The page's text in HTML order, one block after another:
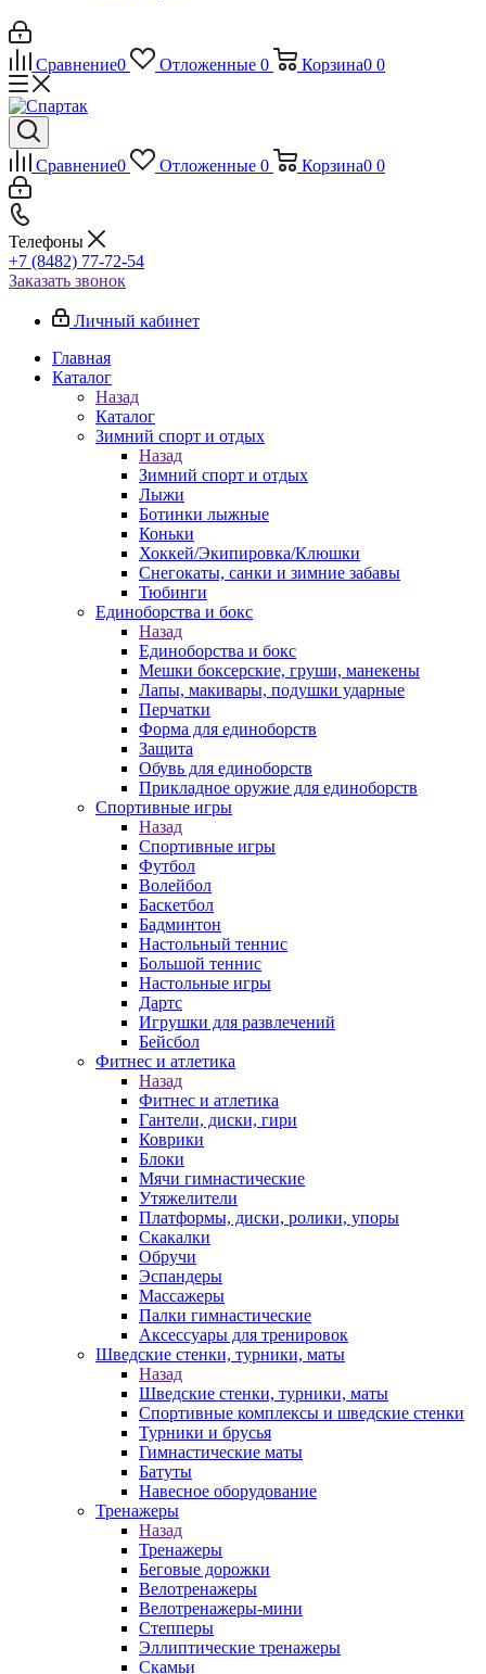
Сравнение0 Отложенные 0 Корзина0 0
Сравнение0 Отложенные 0 Корзина0 0
Телефоны
+7 (8482) 77-72-54
Заказать звонок
Личный кабинет
Главная
Каталог
Назад
Каталог
Зимний спорт и отдых
Назад
Зимний спорт и отдых
Лыжи
Ботинки лыжные
Коньки
Хоккей/Экипировка/Клюшки
Снегокаты, санки и зимние забавы
Тюбинги
Единоборства и бокс
Назад
Единоборства и бокс
Мешки боксерские, груши, манекены
Лапы, макивары, подушки ударные
Перчатки
Форма для единоборств
Защита
Обувь для единоборств
Прикладное оружие для единоборств
Спортивные игры
Назад
Спортивные игры
Футбол
Волейбол
Баскетбол
Бадминтон
Настольный теннис
Большой теннис
Настольные игры
Дартс
Игрушки для развлечений
Бейсбол
Фитнес и атлетика
Назад
Фитнес и атлетика
Гантели, диски, гири
Коврики
Блоки
Мячи гимнастические
Утяжелители
Платформы, диски, ролики, упоры
Скакалки
Обручи
Эспандеры
Массажеры
Палки гимнастические
Аксессуары для тренировок
Шведские стенки, турники, маты
Назад
Шведские стенки, турники, маты
Спортивные комплексы и шведские стенки
Турники и брусья
Гимнастические маты
Батуты
Навесное оборудование
Тренажеры
Назад
Тренажеры
Беговые дорожки
Велотренажеры
Велотренажеры-мини
Степперы
Эллиптические тренажеры
Скамьи